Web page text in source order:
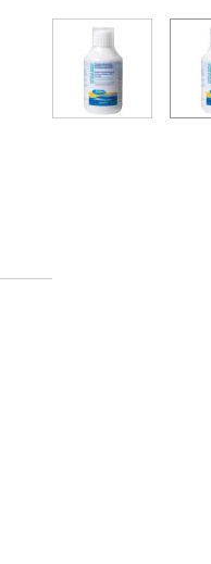
View larger
Miten
tunnistautua.